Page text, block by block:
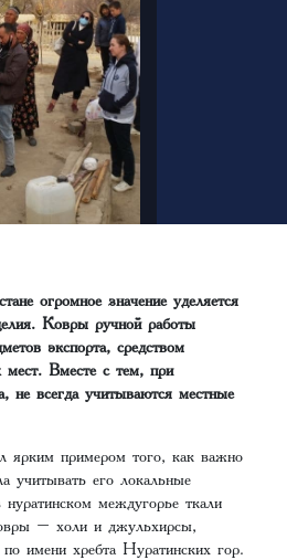
огромное значение уделяется
Ковры ручной работы
экспорта, средством
мест. Вместе с тем, при
не всегда учитываются местные
ярким примером того, как важно
учитывать его локальные
междугорье ткали
– холи и джульхирсы,
имени хребта Нуратинских гор.